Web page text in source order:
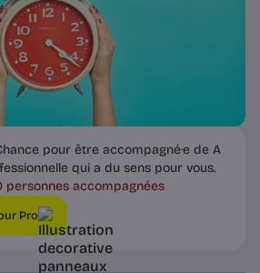
pour être accompagné·e de A
qui a du sens pour vous.
personnes accompagnées
Pro